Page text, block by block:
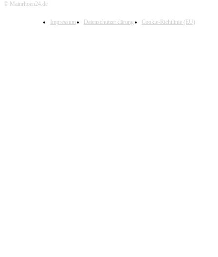
© Mainrhoen24.de
Impressum Datenschutzerklärung Cookie-Richtlinie (EU)